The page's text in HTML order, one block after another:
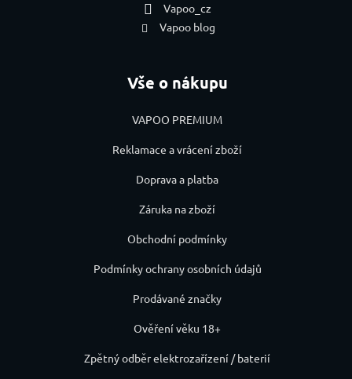
Vapoo_cz
Vapoo blog
Vše o nákupu
VAPOO PREMIUM
Reklamace a vrácení zboží
Doprava a platba
Záruka na zboží
Obchodní podmínky
Podmínky ochrany osobních údajů
Prodávané značky
Ověření věku 18+
Zpětný odběr elektrozařízení / baterií